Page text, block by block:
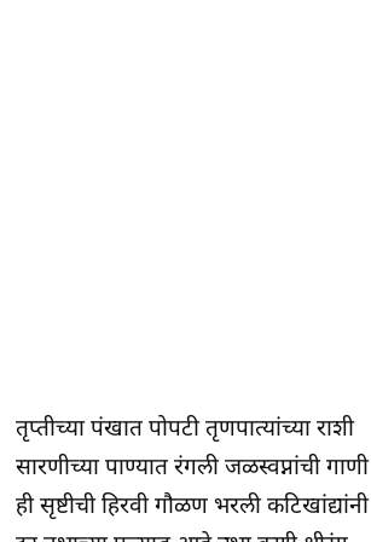
तृप्तीच्या पंखात पोपटी तृणपात्यांच्या राशी
सारणीच्या पाण्यात रंगली जळस्वप्नांची गाणी
ही सृष्टीची हिरवी गौळण भरली कटिखांद्यांनी